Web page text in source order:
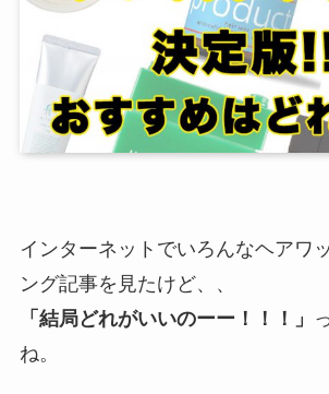
インターネットでいろんなヘアワ
ング記事を見たけど、、
「結局どれがいいのーー！！！」
ね。